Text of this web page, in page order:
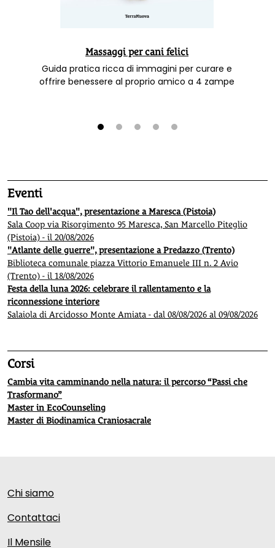
Massaggi per cani felici
Guida pratica ricca di immagini per curare e
offrire benessere al proprio amico a 4 zampe
Eventi
"Il Tao dell'acqua", presentazione a Maresca (Pistoia)
Sala Coop via Risorgimento 95 Maresca, San Marcello Piteglio
(Pistoia) - il 20/08/2026
"Atlante delle guerre", presentazione a Predazzo (Trento)
Biblioteca comunale piazza Vittorio Emanuele III n. 2 Avio
(Trento) - il 18/08/2026
Festa della luna 2026: celebrare il rallentamento e la
riconnessione interiore
Salaiola di Arcidosso Monte Amiata - dal 08/08/2026 al 09/08/2026
Corsi
Cambia vita camminando nella natura: il percorso “Passi che
Trasformano”
Master in EcoCounseling
Master di Biodinamica Craniosacrale
Chi siamo
Contattaci
Il Mensile